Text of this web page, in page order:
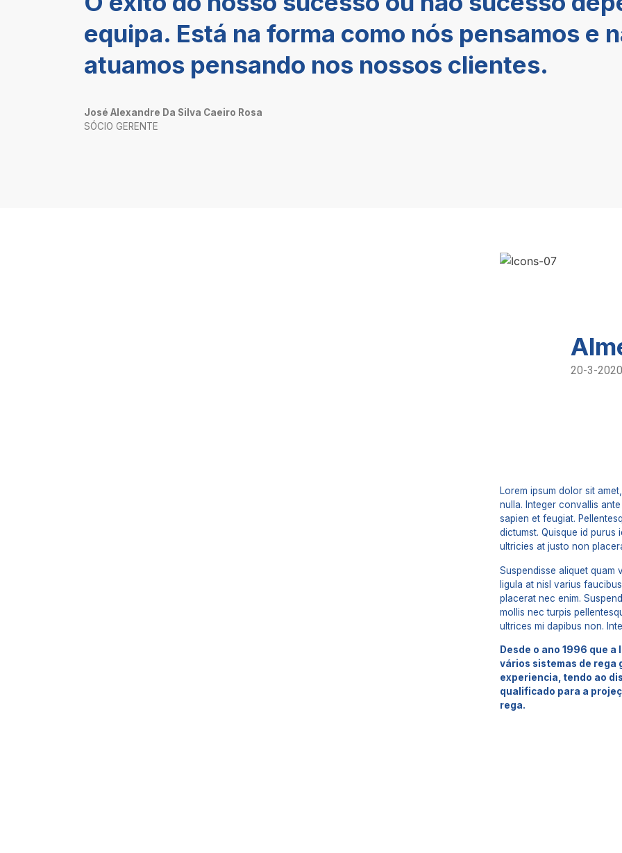
equipa. Está na forma como nós pensamos e
atuamos pensando nos nossos clientes.
José Alexandre Da Silva Caeiro Rosa
SÓCIO GERENTE
20-3-2020
Lorem ipsum dolor sit
nulla. Integer convallis
sapien et feugiat.
dictumst. Quisque id purus
ultricies at justo non
Suspendisse aliquet quam
ligula at nisl varius
placerat nec enim.
mollis nec turpis
ultrices mi dapibus non.
Desde o ano 1996 que a
vários sistemas de rega
experiencia, tendo ao
qualificado para a
rega.